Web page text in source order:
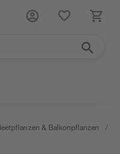
& Balkonpflanzen /